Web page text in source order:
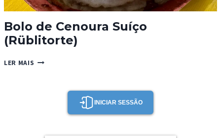
Bolo de Cenoura Suíço
(Rüblitorte)
LER MAIS BOLO
(RÜBLITORTE)
INICIAR SESSÃO